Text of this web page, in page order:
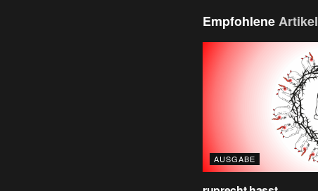
EmpfohleneArtikel
AUSGABE